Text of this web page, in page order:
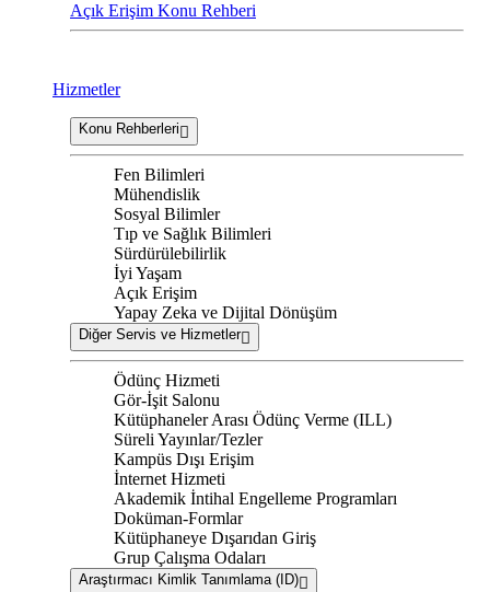
Açık Erişim Konu Rehberi
Hizmetler
Konu Rehberleri
Fen Bilimleri
Mühendislik
Sosyal Bilimler
Tıp ve Sağlık Bilimleri
Sürdürülebilirlik
İyi Yaşam
Açık Erişim
Yapay Zeka ve Dijital Dönüşüm
Diğer Servis ve Hizmetler
Ödünç Hizmeti
Gör-İşit Salonu
Kütüphaneler Arası Ödünç Verme (ILL)
Süreli Yayınlar/Tezler
Kampüs Dışı Erişim
İnternet Hizmeti
Akademik İntihal Engelleme Programları
Doküman-Formlar
Kütüphaneye Dışarıdan Giriş
Grup Çalışma Odaları
Araştırmacı Kimlik Tanımlama (ID)